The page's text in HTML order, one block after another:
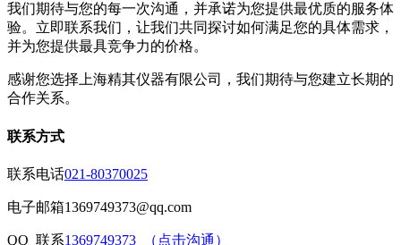
我们期待与您的每一次沟通，并承诺为您提供最优质的服务体
验。立即联系我们，让我们共同探讨如何满足您的具体需求，
并为您提供最具竞争力的价格。
感谢您选择上海精其仪器有限公司，我们期待与您建立长期的
合作关系。
联系方式
联系电话021-80370025
电子邮箱1369749373@qq.com
QQ 联系1369749373 （点击沟通）